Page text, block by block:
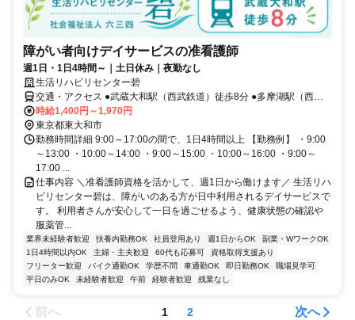
障がい者向けデイサービスの准看護師
週1日・1日4時間～｜土日休み｜夜勤なし
生活リハビリセンター碧
交通・アクセス ●武蔵大和駅（西武鉄道）徒歩8分 ●多摩湖駅（西武
鉄道）徒歩19分 ●西武園ゆうえんち駅（西武鉄道）徒歩26分
時給1,400円～1,970円
東京都東大和市
勤務時間詳細 9:00～17:00の間で、1日4時間以上 【勤務例】 ・9:00
～13:00 ・10:00～14:00 ・9:00～15:00 ・10:00～16:00 ・9:00～
17:00 ...
仕事内容 ＼准看護師資格を活かして、週1日から働けます／ 生活リハ
ビリセンター碧は、障がいのある方が日中利用されるデイサービスで
す。 利用者さんが安心して一日を過ごせるよう、健康状態の確認や
服薬管...
業界未経験者歓迎 扶養内勤務OK 社員登用あり 週1日からOK
副業・WワークOK
1日4時間以内OK
主婦・主夫歓迎 60代も応募可
資格取得支援あり
フリーター歓迎
バイク通勤OK 学歴不問 車通勤OK 即日勤務OK
職場見学可
平日のみOK
未経験者歓迎 午前 経験者歓迎 残業なし
前へ 1 2 次へ